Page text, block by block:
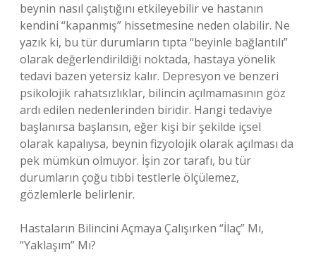
beynin nasıl çalıştığını etkileyebilir ve hastanın
kendini “kapanmış” hissetmesine neden olabilir. Ne
yazık ki, bu tür durumların tıpta “beyinle bağlantılı”
olarak değerlendirildiği noktada, hastaya yönelik
tedavi bazen yetersiz kalır. Depresyon ve benzeri
psikolojik rahatsızlıklar, bilincin açılmamasının göz
ardı edilen nedenlerinden biridir. Hangi tedaviye
başlanırsa başlansın, eğer kişi bir şekilde içsel
olarak kapalıysa, beynin fizyolojik olarak açılması da
pek mümkün olmuyor. İşin zor tarafı, bu tür
durumların çoğu tıbbi testlerle ölçülemez,
gözlemlerle belirlenir.
Hastaların Bilincini Açmaya Çalışırken “İlaç” Mı,
“Yaklaşım” Mı?